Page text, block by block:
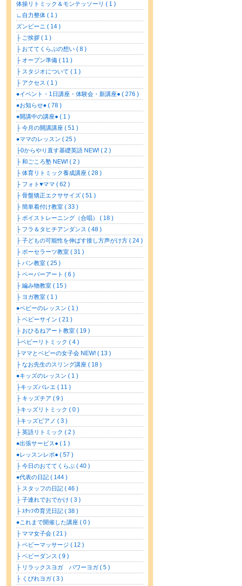
体操リトミック＆モンテッソーリ ( 1 )
∟自力整体 ( 1 )
ズンビーニ ( 14 )
├ ご挨拶 ( 1 )
├ おててくらぶの想い ( 8 )
├ オープン準備 ( 11 )
├ スタジオについて ( 1 )
├ アクセス ( 1 )
●イベント・1日講座・体験会・新講座● ( 276 )
●お知らせ● ( 78 )
●開講中の講座● ( 1 )
├ 今月の開講講座 ( 51 )
●ママのレッスン ( 25 )
├0からやり直す基礎英語 NEW! ( 2 )
├ 和ごころ塾 NEW! ( 2 )
├ 体育リトミック養成講座 ( 28 )
├ フォト♥ママ ( 62 )
├ 骨盤矯正エクササイズ ( 51 )
├ 簡単着付け教室 ( 33 )
├ ボイストレーニング（合唱） ( 18 )
├ フラ＆タヒチアンダンス ( 48 )
├ 子どもの可能性を伸ばす接し方声がけ方 ( 24 )
├ ポーセラーツ教室 ( 31 )
├ パン教室 ( 25 )
├ ペーパーアート ( 6 )
├ 編み物教室 ( 15 )
├ ヨガ教室 ( 1 )
●ベビーのレッスン ( 1 )
├ ベビーサイン ( 21 )
├ おひるねアート教室 ( 19 )
├ベビーリトミック ( 4 )
├ママとベビーの女子会 NEW! ( 13 )
├ なお先生のスリング講座 ( 18 )
●キッズのレッスン ( 1 )
├キッズバレエ ( 11 )
├ キッズチア ( 9 )
├キッズリトミック ( 0 )
├キッズピアノ ( 3 )
├ 英語リトミック ( 2 )
●出張サービス● ( 1 )
●レッスンレポ● ( 57 )
├ 今日のおててくらぶ ( 40 )
●代表の日記 ( 144 )
├ スタッフの日記 ( 46 )
├ 子連れでおでかけ ( 3 )
├ ｽﾀｯﾌの育児日記 ( 38 )
●これまで開催した講座 ( 0 )
├ ママ女子会 ( 21 )
├ ベビーマッサージ ( 12 )
├ ベビーダンス ( 9 )
├ リラックスヨガ パワーヨガ ( 5 )
├ くびれヨガ ( 3 )